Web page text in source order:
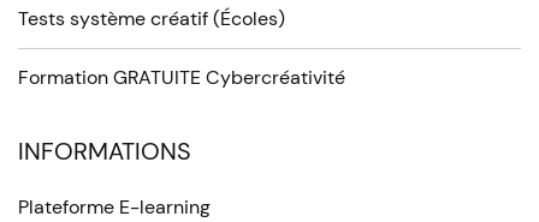
Tests système créatif (Écoles)
Formation GRATUITE Cybercréativité
INFORMATIONS
Plateforme E-learning